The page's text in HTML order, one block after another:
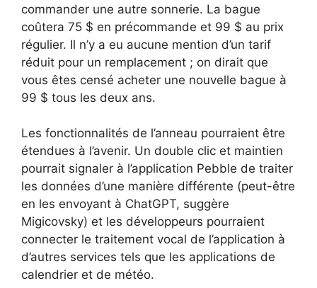
commander une autre sonnerie. La bague
coûtera 75 $ en précommande et 99 $ au prix
régulier. Il n’y a eu aucune mention d’un tarif
réduit pour un remplacement ; on dirait que
vous êtes censé acheter une nouvelle bague à
99 $ tous les deux ans.
Les fonctionnalités de l’anneau pourraient être
étendues à l’avenir. Un double clic et maintien
pourrait signaler à l’application Pebble de traiter
les données d’une manière différente (peut-être
en les envoyant à ChatGPT, suggère
Migicovsky) et les développeurs pourraient
connecter le traitement vocal de l’application à
d’autres services tels que les applications de
calendrier et de météo.